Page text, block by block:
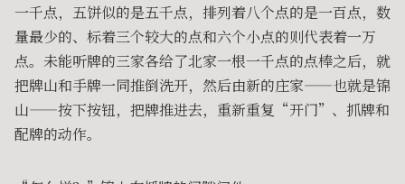
一千点，五饼似的是五千点，排列着八个点的是一百点，数
量最少的、标着三个较大的点和六个小点的则代表着一万
点。未能听牌的三家各给了北家一根一千点的点棒之后，就
把牌山和手牌一同推倒洗开，然后由新的庄家——也就是锦
山——按下按钮，把牌推进去，重新重复“开门”、抓牌和
配牌的动作。